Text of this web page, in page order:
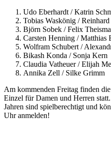
Udo Eberhardt / Katrin
Tobias Waskönig / Reinhard
Björn Sobek / Felix
Carsten Henning / Matthias
Wolfram Schubert /
Bikash Konda / Sonja Kern
Claudia Vatheuer / Elijah
Annika Zell / Silke Grimm
Am kommenden Freitag finden
Einzel für Damen und Herren
Jahren sind spielberechtigt und
Uhr anmelden!